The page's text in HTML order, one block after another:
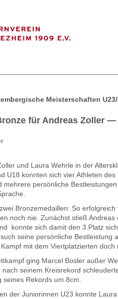
Meisterschaften
für Andreas Zoller
und Laura Wehrle in der
U18 konnten sich vier Athleten
mehrere persönliche
Bronzemedaillen: So
noch nie. Zunächst stieß
konnte sich damit den 3.Platz
seine persönliche
mit dem Viertplatzierten doch
ging Marcel Bosler außer
nach seinem Kreisrekord
seines Rekords um 8cm.
der Juniorinnen U23 konnte